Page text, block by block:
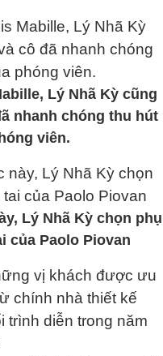
Lý Nhã Kỳ cũng
nhanh chóng thu hút
viên.
Lý Nhã Kỳ chọn phụ
của Paolo Piovan